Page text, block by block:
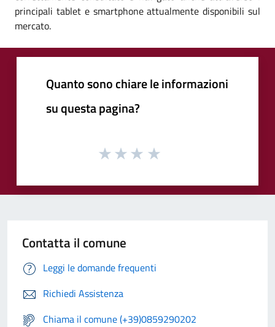
principali tablet e smartphone attualmente disponibili sul
mercato.
Quanto sono chiare le informazioni
su questa pagina?
Contatta il comune
Leggi le domande frequenti
Richiedi Assistenza
Chiama il comune (+39)0859290202